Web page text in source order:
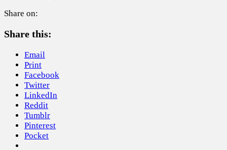
Share on:
Share this:
Email
Print
Facebook
Twitter
LinkedIn
Reddit
Tumblr
Pinterest
Pocket